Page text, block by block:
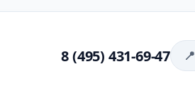
8 (495) 431-69-47